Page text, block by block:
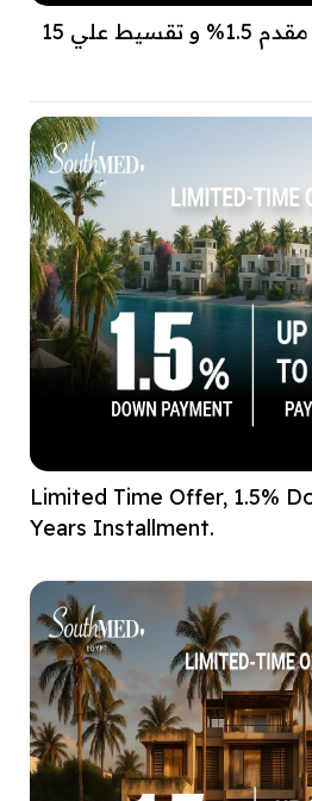
عرض لفترة محدودة مقدم 1.5% و تقسيط علي 15
Limited Time Offer, 1.5%
Years Installment.